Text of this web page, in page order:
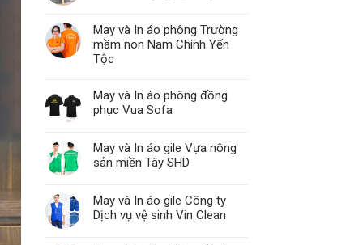
May và In áo phông Trường
mầm non Nam Chính Yến
Tộc
May và In áo phông đồng
phục Vua Sofa
May và In áo gile Vựa nông
sản miền Tây SHD
May và In áo gile Công ty
Dịch vụ vệ sinh Vin Clean